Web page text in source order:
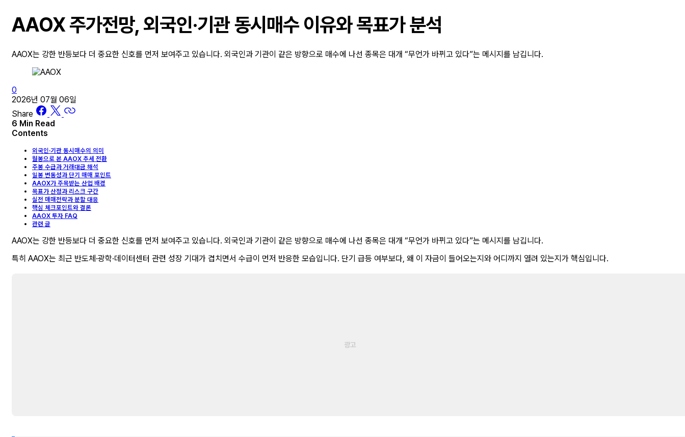
AAOX 주가전망, 외국인·기관 동시매수 이유와 목표가 분석
AAOX는 강한 반등보다 더 중요한 신호를 먼저 보여주고 있습니다. 외국인과 기관이 같은 방향으로 매수에 나선 종목은 대개 “무언가 바뀌고 있다”는 메시지를 남깁니다.
0
2026년 07월 06일
Share
6 Min Read
Contents
외국인·기관 동시매수의 의미
월봉으로 본 AAOX 추세 전환
주봉 수급과 거래대금 해석
일봉 변동성과 단기 매매 포인트
AAOX가 주목받는 산업 배경
목표가 산정과 리스크 구간
실전 매매전략과 분할 대응
핵심 체크포인트와 결론
AAOX 투자 FAQ
관련 글
AAOX는 강한 반등보다 더 중요한 신호를 먼저 보여주고 있습니다. 외국인과 기관이 같은 방향으로 매수에 나선 종목은 대개 “무언가 바뀌고 있다”는 메시지를 남깁니다.
특히 AAOX는 최근 반도체·광학·데이터센터 관련 성장 기대가 겹치면서 수급이 먼저 반응한 모습입니다. 단기 급등 여부보다, 왜 이 자금이 들어오는지와 어디까지 열려 있는지가 핵심입니다.